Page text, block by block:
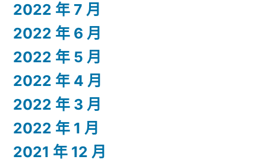
2022 年 7 月
2022 年 6 月
2022 年 5 月
2022 年 4 月
2022 年 3 月
2022 年 1 月
2021 年 12 月